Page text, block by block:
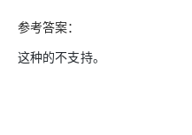
参考答案：
这种的不支持。